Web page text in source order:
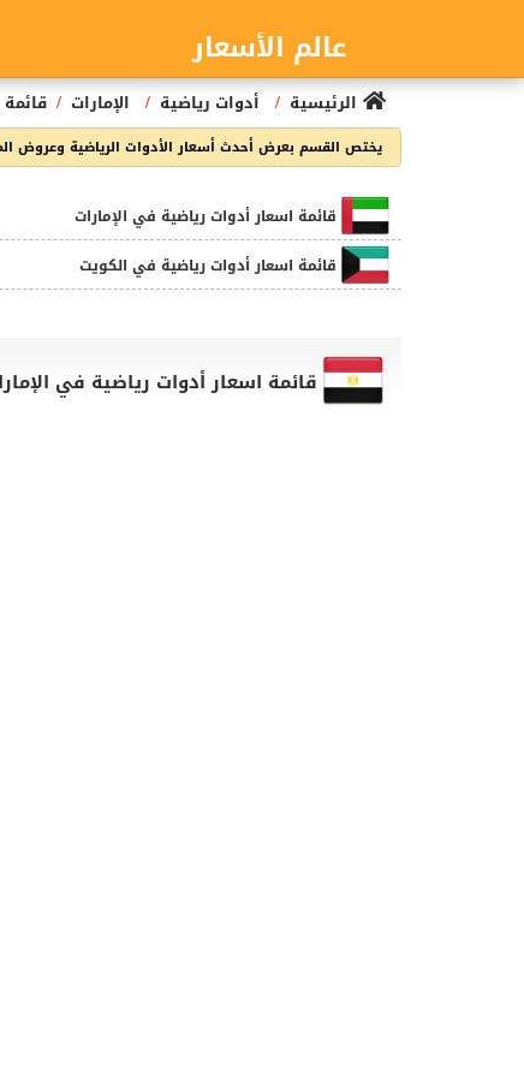
عالم الأسعار
الرئيسية / أدوات رياضية / الإمارات /
يختص القسم بعرض أحدث أسعار الأدوات الرياضية وعروض
قائمة اسعار أدوات رياضية في الإمارات
قائمة اسعار أدوات رياضية في الكويت
قائمة اسعار أدوات رياضية في